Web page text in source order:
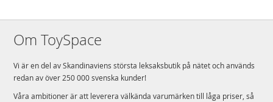
Om ToySpace
Vi är en del av Skandinaviens största leksaksbutik på nätet och används
redan av över 250 000 svenska kunder!
Våra ambitioner är att leverera välkända varumärken till låga priser, så